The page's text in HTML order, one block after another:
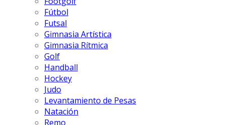
Fútbol
Futsal
Gimnasia Artística
Gimnasia Rítmica
Golf
Handball
Hockey
Judo
Levantamiento de Pesas
Natación
Remo